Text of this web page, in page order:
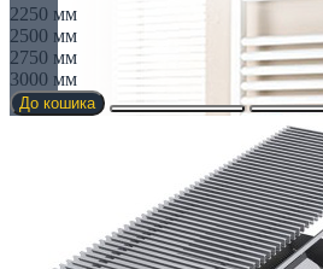
2250 мм
2500 мм
2750 мм
3000 мм
До кошика